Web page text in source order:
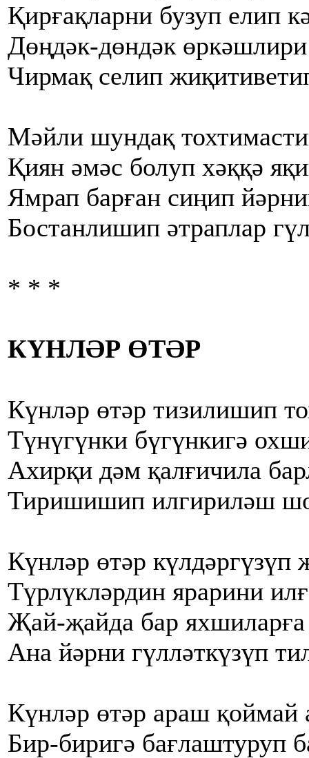
Қирғақларни бузуп елип
Дөңдәк-дөндәк
Чирмақ селип
Мәйли шундақ
Қиян әмәс болуп хәққә
Ямрап барған сиңип
Бостанлишип әтраплар
* * *
КҮНЛӘР ӨТӘР
Күнләр өтәр тизилишип
Түнүгүнки бүгүнкигә
Ахирқи дәм қалғичила
Тиришишип илгириләш
Күнләр өтәр күлдәргүзүп
Түрлүкләрдин ярарини
Җай-җайда бар яхшиларға
Ана йәрни гүлләткүзүп
Күнләр өтәр араш қоймай
Бир-биригә бағлаштуруп